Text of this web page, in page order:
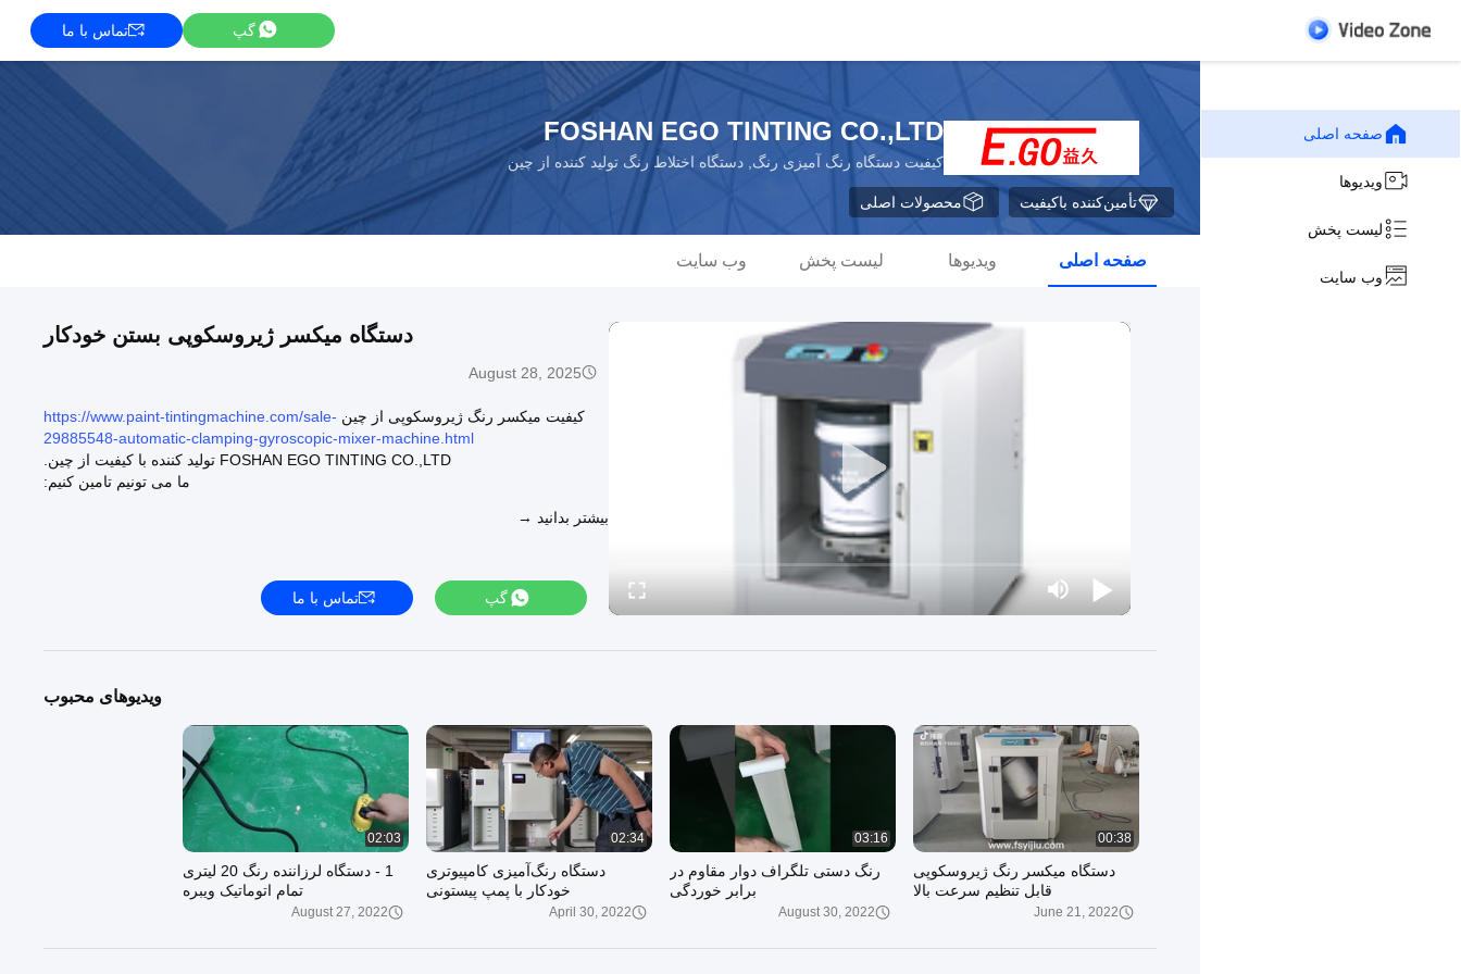
گپ تماس با ما
صفحه اصلی
ویدیوها
لیست پخش
وب سایت
FOSHAN EGO TINTING CO.,LTD
کیفیت دستگاه رنگ آمیزی رنگ, دستگاه اختلاط رنگ تولید کننده از چین
تأمین‌کننده باکیفیت محصولات اصلی
صفحه اصلی ویدیوها لیست پخش وب سایت
دستگاه میکسر ژیروسکوپی بستن خودکار
August 28, 2025
کیفیت میکسر رنگ ژیروسکوپی از چین https://www.paint-tintingmachine.com/sale-
29885548-automatic-clamping-gyroscopic-mixer-machine.html
FOSHAN EGO TINTING CO.,LTD تولید کننده با کیفیت از چین.
ما می تونیم تامین کنیم:
دستگاه لرزاننده رنگ :
https://www.paint-tintingmachine.com/supplier-292557-paint-
بیشتر بدانید →
گپ تماس با ما
ویدیوهای محبوب
00:38
دستگاه میکسر رنگ ژیروسکوپی
قابل تنظیم سرعت بالا
June 21, 2022
03:16
رنگ دستی تلگراف دوار مقاوم در
برابر خوردگی
August 30, 2022
02:34
دستگاه رنگ‌آمیزی کامپیوتری
خودکار با پمپ پیستونی
April 30, 2022
02:03
1 - دستگاه لرزاننده رنگ 20 لیتری
تمام اتوماتیک ویبره
August 27, 2022